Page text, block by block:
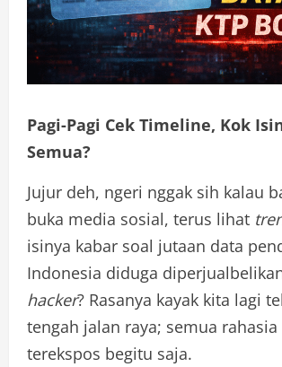
Pagi-Pagi Cek Timeline, Kok
Semua?
Jujur deh, ngeri nggak sih kalau
buka media sosial, terus lihat
isinya kabar soal jutaan data
Indonesia diduga
hacker? Rasanya kayak kita lagi
tengah jalan raya; semua rahasia
terekspos begitu saja.